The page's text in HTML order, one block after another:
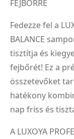
FEJBŐRRE
Fedezze fel a
BALANCE
tisztítja és
fejbőrét! Ez a
összetevőket
hatékony
nap friss és
A LUXOYA